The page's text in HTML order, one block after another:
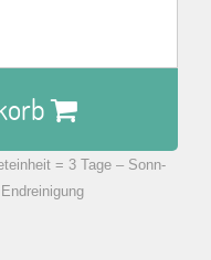
= 3 Tage – Sonn-